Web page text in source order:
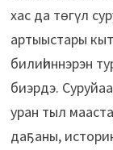
хас да төгүл
артыыстары
билиһиннэрэн
биэрдэ.
уран тыл
даҕаны,